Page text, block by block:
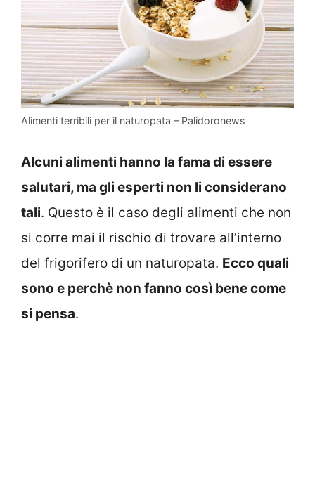
Alimenti terribili per il naturopata – Palidoronews
Alcuni alimenti hanno la fama di essere
salutari, ma gli esperti non li considerano
tali. Questo è il caso degli alimenti che non
si corre mai il rischio di trovare all’interno
del frigorifero di un naturopata. Ecco quali
sono e perchè non fanno così bene come
si pensa.